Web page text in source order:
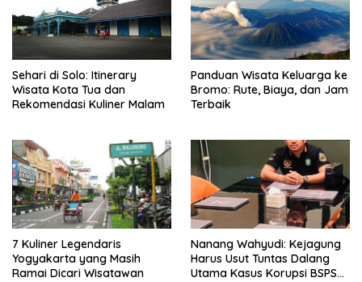
Sehari di Solo: Itinerary
Wisata Kota Tua dan
Rekomendasi Kuliner Malam
Panduan Wisata Keluarga ke
Bromo: Rute, Biaya, dan Jam
Terbaik
7 Kuliner Legendaris
Yogyakarta yang Masih
Ramai Dicari Wisatawan
Nanang Wahyudi: Kejagung
Harus Usut Tuntas Dalang
Utama Kasus Korupsi BSPS